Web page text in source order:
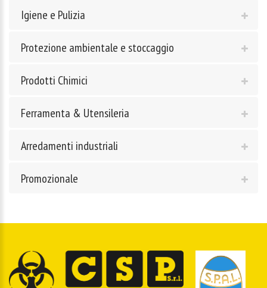
Igiene e Pulizia
Protezione ambientale e stoccaggio
Prodotti Chimici
Ferramenta & Utensileria
Arredamenti industriali
Promozionale